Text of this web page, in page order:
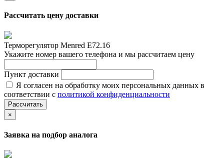
Рассчитать цену доставки
Терморегулятор Menred E72.16
Укажите номер вашего телефона и мы рассчитаем цену
Пункт доставки
Я согласен на обработку моих персональных данных в
соответствии с политикой конфиденциальности
Рассчитать
×
Заявка на подбор аналога